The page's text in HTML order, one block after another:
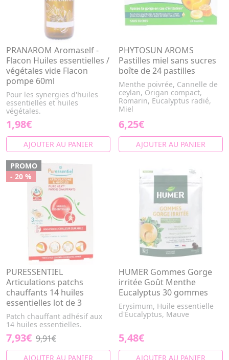
PRANAROM Aromaself -
Flacon Huiles essentielles /
végétales vide Flacon
pompe 60ml
Pour les synergies d'huiles
essentielles et huiles
végétales.
1,98€
AJOUTER AU PANIER
PHYTOSUN AROMS
Pastilles miel sans sucres
boîte de 24 pastilles
Menthe poivrée, Cannelle de
ceylan, Origan compact,
Romarin, Eucalyptus radié,
Miel
6,25€
AJOUTER AU PANIER
PROMO
- 20 %
PURESSENTIEL
Articulations patchs
chauffants 14 huiles
essentielles lot de 3
Patch chauffant adhésif aux
14 huiles essentielles.
7,93€ 9,91€
AJOUTER AU PANIER
HUMER Gommes Gorge
irritée Goût Menthe
Eucalyptus 30 gommes
Erysimum, Huile essentielle
d'Eucalyptus, Mauve
5,48€
AJOUTER AU PANIER